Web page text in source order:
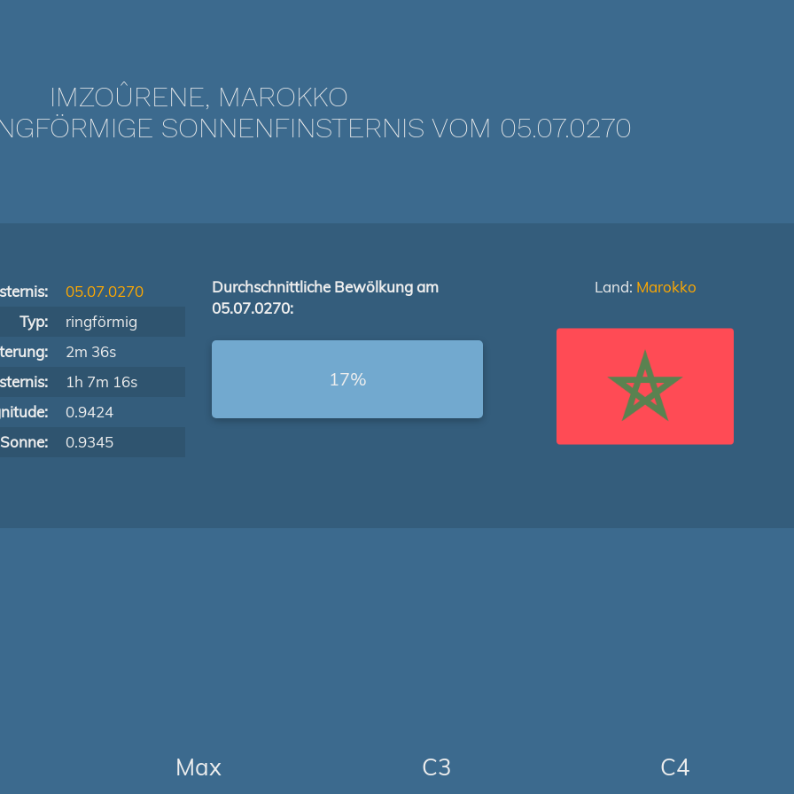
IMZOÛRENE, MAROKKO
SONNENFINSTERNIS VOM 05.07.0270
05.07.0270
Typ:
ringförmig
2m 36s
1h 7m 16s
0.9424
0.9345
Durchschnittliche Bewölkung am
05.07.0270:
17%
Land: Marokko
Max C3 C4